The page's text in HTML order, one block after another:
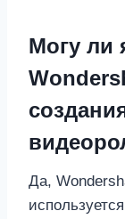
Могу ли
Да,